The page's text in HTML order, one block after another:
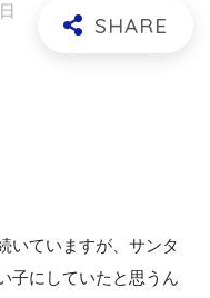
いていますが、サンタ
子にしていたと思うん